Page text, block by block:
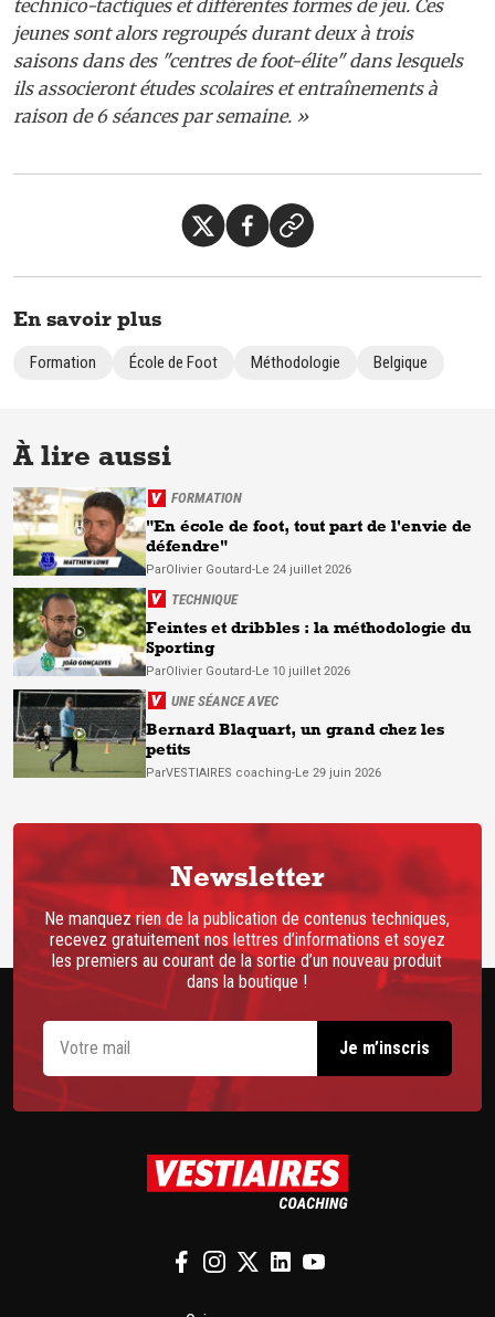
technico-tactiques et différentes formes de jeu. Ces
jeunes sont alors regroupés durant deux à trois
saisons dans des "centres de foot-élite" dans lesquels
ils associeront études scolaires et entraînements à
raison de 6 séances par semaine. »
En savoir plus
Formation École de Foot Méthodologie Belgique
À lire aussi
FORMATION
"En école de foot, tout part de l'envie de
défendre"
ParOlivier Goutard-Le 24 juillet 2026
TECHNIQUE
Feintes et dribbles : la méthodologie du
Sporting
ParOlivier Goutard-Le 10 juillet 2026
UNE SÉANCE AVEC
Bernard Blaquart, un grand chez les
petits
ParVESTIAIRES coaching-Le 29 juin 2026
Newsletter
Ne manquez rien de la publication de contenus techniques,
recevez gratuitement nos lettres d’informations et soyez
les premiers au courant de la sortie d’un nouveau produit
dans la boutique !